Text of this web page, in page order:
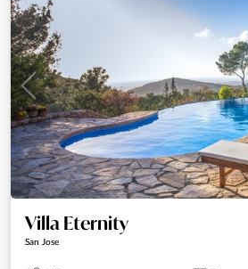
Villa Eternity
San Jose